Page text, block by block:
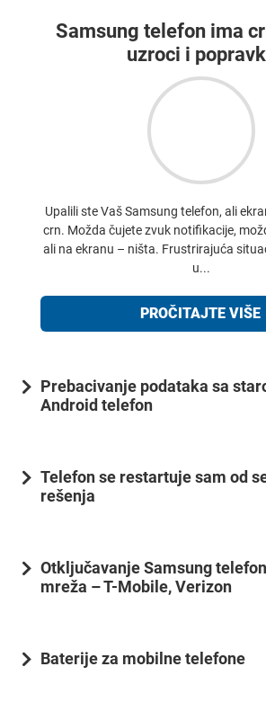
Samsung telefon ima
uzroci i
Upalili ste Vaš Samsung telefon, ali
crn. Možda čujete zvuk notifikacije,
ali na ekranu – ništa. Frustrirajuća
u...
PROČITAJTE VIŠE
Prebacivanje podataka sa
Android telefon
Telefon se restartuje sam od
rešenja
Otključavanje Samsung
mreža – T-Mobile, Verizon
Baterije za mobilne telefone